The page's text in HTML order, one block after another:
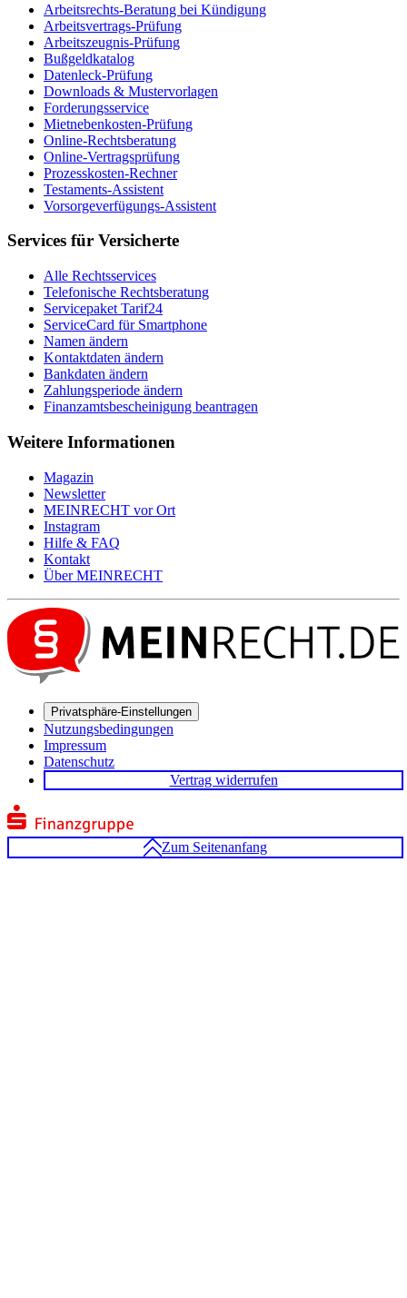
Arbeitsrechts-Beratung bei Kündigung
Arbeitsvertrags-Prüfung
Arbeitszeugnis-Prüfung
Bußgeldkatalog
Datenleck-Prüfung
Downloads & Mustervorlagen
Forderungsservice
Mietnebenkosten-Prüfung
Online-Rechtsberatung
Online-Vertragsprüfung
Prozesskosten-Rechner
Testaments-Assistent
Vorsorgeverfügungs-Assistent
Services für Versicherte
Alle Rechtsservices
Telefonische Rechtsberatung
Servicepaket Tarif24
ServiceCard für Smartphone
Namen ändern
Kontaktdaten ändern
Bankdaten ändern
Zahlungsperiode ändern
Finanzamtsbescheinigung beantragen
Weitere Informationen
Magazin
Newsletter
MEINRECHT vor Ort
Instagram
Hilfe & FAQ
Kontakt
ÜberMEINRECHT
Privatsphäre-Einstellungen
Nutzungsbedingungen
Impressum
Datenschutz
Vertrag widerrufen
Zum Seitenanfang